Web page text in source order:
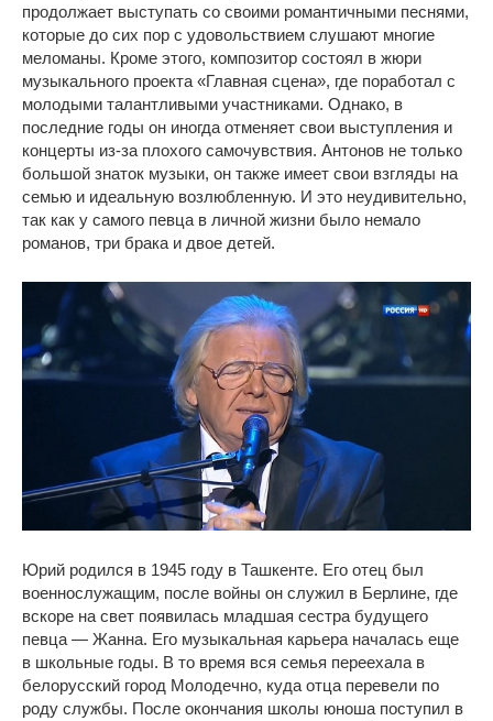
продолжает выступать со своими романтичными песнями,
которые до сих пор с удовольствием слушают многие
меломаны. Кроме этого, композитор состоял в жюри
музыкального проекта «Главная сцена», где поработал с
молодыми талантливыми участниками. Однако, в
последние годы он иногда отменяет свои выступления и
концерты из-за плохого самочувствия. Антонов не только
большой знаток музыки, он также имеет свои взгляды на
семью и идеальную возлюбленную. И это неудивительно,
так как у самого певца в личной жизни было немало
романов, три брака и двое детей.
Юрий родился в 1945 году в Ташкенте. Его отец был
военнослужащим, после войны он служил в Берлине, где
вскоре на свет появилась младшая сестра будущего
певца — Жанна. Его музыкальная карьера началась еще
в школьные годы. В то время вся семья переехала в
белорусский город Молодечно, куда отца перевели по
роду службы. После окончания школы юноша поступил в